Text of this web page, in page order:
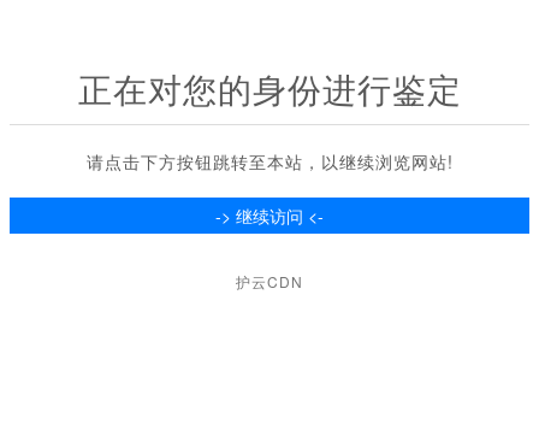
正在对您的身份进行鉴定
请点击下方按钮跳转至本站，以继续浏览网站!
护云CDN